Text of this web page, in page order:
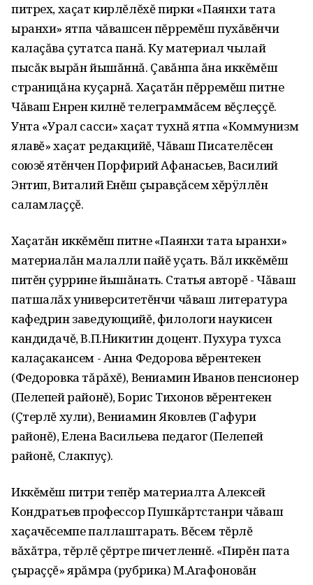
питрех, хаçат кирлĕлĕхĕ пирки «Паянхи тата
ыранхи» ятпа чăвашсен пĕрремĕш пухăвĕнчи
калаçăва çутатса панă. Ку материал чылай
пысăк вырăн йышăннă. Çавăнпа ăна иккĕмĕш
страницăна куçарнă. Хаçатăн пĕрремĕш питне
Чăваш Енрен килнĕ телеграммăсем вĕçлеççĕ.
Унта «Урал сасси» хаçат тухнă ятпа «Коммунизм
ялавĕ» хаçат редакцийĕ, Чăваш Писателĕсен
союзĕ ятĕнчен Порфирий Афанасьев, Василий
Энтип, Виталий Енĕш çыравçăсем хĕрÿллĕн
саламлаççĕ.
Хаçатăн иккĕмĕш питне «Паянхи тата ыранхи»
материалăн малалли пайĕ уçать. Вăл иккĕмĕш
питĕн çуррине йышăнать. Статья авторĕ - Чăваш
патшалăх университетĕнчи чăваш литература
кафедрин заведующийĕ, филологи наукисен
кандидачĕ, В.П.Никитин доцент. Пухура тухса
калаçакансем - Анна Федорова вĕрентекен
(Федоровка тăрăхĕ), Вениамин Иванов пенсионер
(Пелепей районĕ), Борис Тихонов вĕрентекен
(Çтерлĕ хули), Вениамин Яковлев (Гафури
районĕ), Елена Васильева педагог (Пелепей
районĕ, Слакпуç).
Иккĕмĕш питри тепĕр материалта Алексей
Кондратьев профессор Пушкăртстанри чăваш
хаçачĕсемпе паллаштарать. Вĕсем тĕрлĕ
вăхăтра, тĕрлĕ çĕртре пичетленнĕ. «Пирĕн пата
çыраççĕ» ярăмра (рубрика) М.Агафоновăн